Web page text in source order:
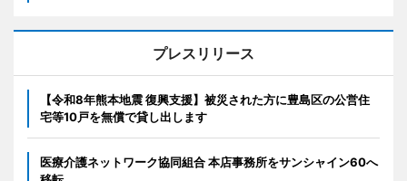
プレスリリース
【令和8年熊本地震 復興支援】被災された方に豊島区の公営住
宅等10戸を無償で貸し出します
医療介護ネットワーク協同組合 本店事務所をサンシャイン60へ